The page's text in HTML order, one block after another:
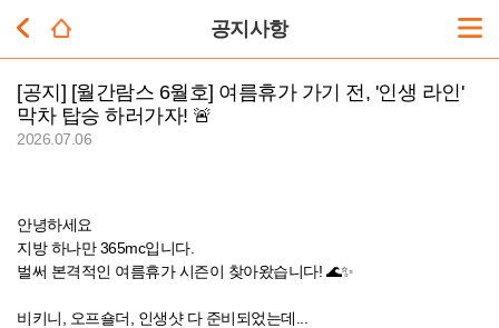
공지사항
[공지] [월간람스 6월호] 여름휴가 가기 전, '인생 라인'
막차 탑승 하러가자! 🚨
2026.07.06
안녕하세요
지방 하나만 365mc입니다.
벌써 본격적인 여름휴가 시즌이 찾아왔습니다! 🌊✨
비키니, 오프숄더, 인생샷 다 준비되었는데...